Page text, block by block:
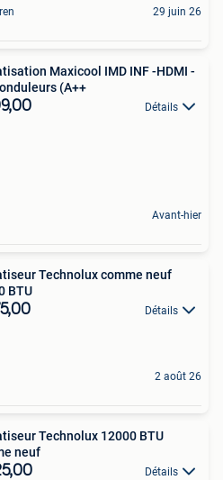
29 juin 26
IMD INF -HDMI -
(A++
Détails
Avant-hier
Technolux comme neuf
BTU
Détails
2 août 26
Technolux 12000 BTU
neuf
Détails